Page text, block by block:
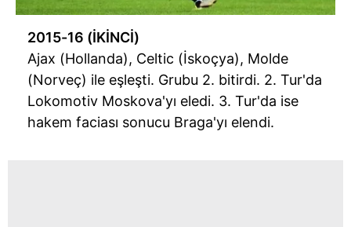
2015-16 (İKİNCİ)
Ajax (Hollanda), Celtic (İskoçya), Molde
(Norveç) ile eşleşti. Grubu 2. bitirdi. 2. Tur'da
Lokomotiv Moskova'yı eledi. 3. Tur'da ise
hakem faciası sonucu Braga'yı elendi.